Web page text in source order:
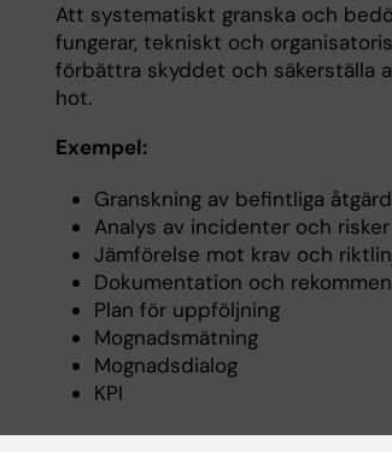
Att systematiskt granska och
fungerar, tekniskt och
förbättra skyddet och säkerställa
hot.
Exempel:
Granskning av befintliga
Analys av incidenter och risker
Jämförelse mot krav och
Dokumentation och
Plan för uppföljning
Mognadsmätning
Mognadsdialog
KPI